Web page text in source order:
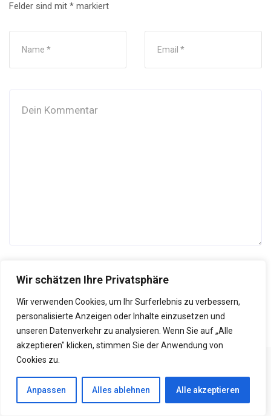
Wir schätzen Ihre Privatsphäre
Wir verwenden Cookies, um Ihr Surferlebnis zu verbessern,
personalisierte Anzeigen oder Inhalte einzusetzen und
unseren Datenverkehr zu analysieren. Wenn Sie auf „Alle
akzeptieren" klicken, stimmen Sie der Anwendung von
Cookies zu.
Anpassen Alles ablehnen Alle akzeptieren
Felder sind mit * markiert
meinen nächsten Kommentar speichern.
MEHR IN: GELD & FINANZEN